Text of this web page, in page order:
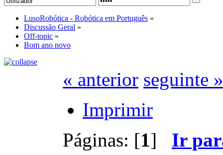
LusoRobótica - Robótica em Português »
Discussão Geral »
Off-topic »
Bom ano novo
« anterior seguinte »
Imprimir
Páginas: [1] Ir